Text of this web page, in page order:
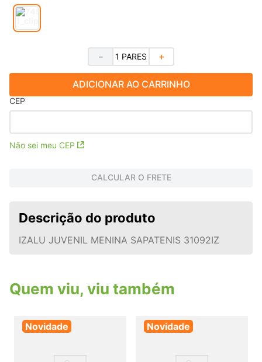
＋
－
ADICIONAR AO CARRINHO
CEP
Não sei meu CEP
CALCULAR O FRETE
Descrição do produto
IZALU JUVENIL MENINA SAPATENIS 31092IZ
Quem viu, viu também
Novidade Novidade